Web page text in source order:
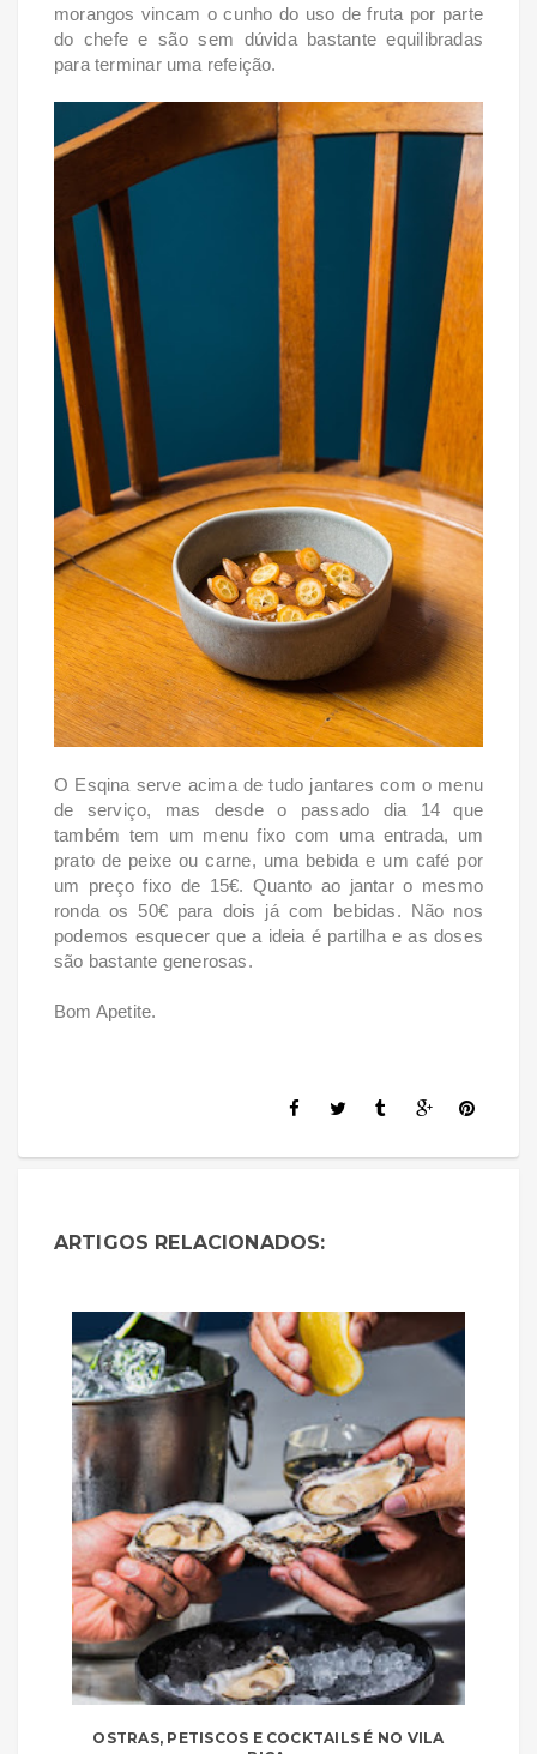
morangos vincam o cunho do uso de fruta por parte
do chefe e são sem dúvida bastante equilibradas
para terminar uma refeição.
O Esqina serve acima de tudo jantares com o menu
de serviço, mas desde o passado dia 14 que
também tem um menu fixo com uma entrada, um
prato de peixe ou carne, uma bebida e um café por
um preço fixo de 15€. Quanto ao jantar o mesmo
ronda os 50€ para dois já com bebidas. Não nos
podemos esquecer que a ideia é partilha e as doses
são bastante generosas.
Bom Apetite.
ARTIGOS RELACIONADOS:
OSTRAS, PETISCOS E COCKTAILS É NO VILA